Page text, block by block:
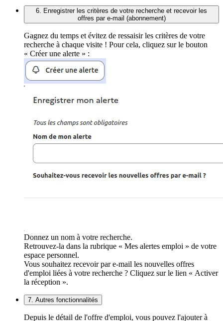
6. Enregistrer les critères de votre recherche et recevoir les
offres par e-mail (abonnement)
Gagnez du temps et évitez de ressaisir les critères de votre
recherche à chaque visite ! Pour cela, cliquez sur le bouton
« Créer une alerte » :
Donnez un nom à votre recherche.
Retrouvez-la dans la rubrique « Mes alertes emploi » de votre
espace personnel.
Vous souhaitez recevoir par e-mail les nouvelles offres
d'emploi liées à votre recherche ? Cliquez sur le lien « Activer
la réception ».
7. Autres fonctionnalités
Depuis le détail de l'offre d'emploi, vous pouvez l'ajouter à